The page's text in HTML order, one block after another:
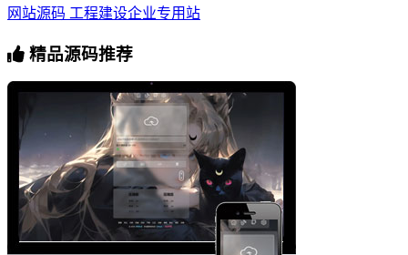
网站源码 工程建设企业专用站
精品源码推荐